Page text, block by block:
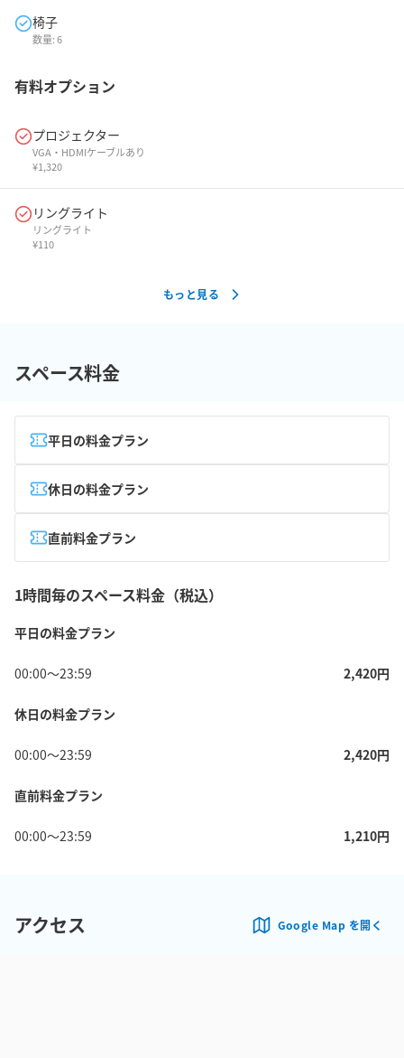
椅子
数量:6
有料オプション
プロジェクター
VGA・HDMIケーブルあり
¥1,320
リングライト
リングライト
¥110
もっと見る
スペース料金
平日の料金プラン
休日の料金プラン
直前料金プラン
1時間毎のスペース料金（税込）
平日の料金プラン
00:00〜23:59 2,420円
休日の料金プラン
00:00〜23:59 2,420円
直前料金プラン
00:00〜23:59 1,210円
アクセス Google Map を開く